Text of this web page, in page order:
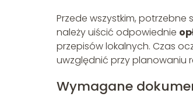
Przede wszystkim, potrzebne
należy uiścić odpowiednie
przepisów lokalnych. Czas
uwzględnić przy planowaniu
Wymagane